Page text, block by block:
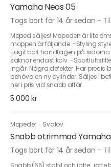
Yamaha Neos 05
Togs bort för 14 år sedan -
Moped säljes! Mopeden är lite
moppen är följande: -Styling
Tagit bort handtagen på
saknar endast kolv. -
ingår. Några defekter. Har precis
behöva en ny cylinder. Säljes i
ner i pris vid snabb affär.
5 000 kr
Mopeder · Svalöv
Snabb otrimmad
Togs bort för 14 år sedan -